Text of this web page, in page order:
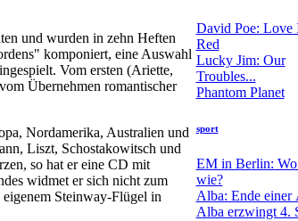
und wurden in zehn Heften
komponiert, eine Auswahl
Vom ersten (Ariette,
Übernehmen romantischer
Nordamerika, Australien und
Liszt, Schostakowitsch und
so hat er eine CD mit
widmet er sich nicht zum
Steinway-Flügel in
David Poe: Love
Red
Lucky Jim: Our
Troubles...
Phantom Planet
sport
EM in Berlin:
wie?
Alba: Ende einer
Alba erzwingt 4.